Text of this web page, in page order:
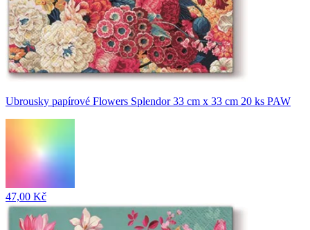
Ubrousky papírové Flowers Splendor 33 cm x 33 cm 20 ks PAW
47,00 Kč